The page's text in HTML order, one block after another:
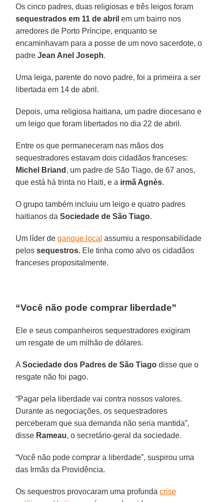
Os cinco padres, duas religiosas e três leigos foram
sequestrados em 11 de abril em um bairro nos
arredores de Porto Príncipe, enquanto se
encaminhavam para a posse de um novo sacerdote, o
padreJean Anel Joseph.
Uma leiga, parente do novo padre, foi a primeira a ser
libertada em 14 de abril.
Depois, uma religiosa haitiana, um padre diocesano e
um leigo que foram libertados no dia 22 de abril.
Entre os que permaneceram nas mãos dos
sequestradores estavam dois cidadãos franceses:
Michel Briand , um padre de São Tiago, de 67 anos,
que está há trinta no Haiti, e a irmã Agnès.
O grupo também incluiu um leigo e quatro padres
haitianos daSociedade de São Tiago.
Um líder degangue local assumiu a responsabilidade
pelossequestros. Ele tinha como alvo os cidadãos
franceses propositalmente.
“Você não pode comprar liberdade”
Ele e seus companheiros sequestradores exigiram
um resgate de um milhão de dólares.
ASociedade dos Padres de São Tiago disse que o
resgate não foi pago.
“Pagar pela liberdade vai contra nossos valores.
Durante as negociações, os sequestradores
perceberam que sua demanda não seria mantida”,
disse Rameau, o secretário-geral da sociedade.
“Você não pode comprar a liberdade”, suspirou uma
das Irmãs da Providência.
Os sequestros provocaram uma profundacrise